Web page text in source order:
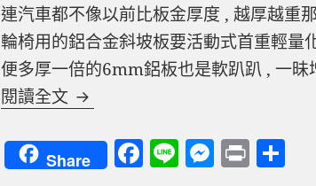
連汽車都不像以前比板金厚度 , 越厚越重
輪椅用的鋁合金斜坡板要活動式首重輕量
便多厚一倍的6mm鋁板也是軟趴趴 , 一
閱讀全文 斜坡板小學堂第四十四章 不同鋁
Share F Li M P